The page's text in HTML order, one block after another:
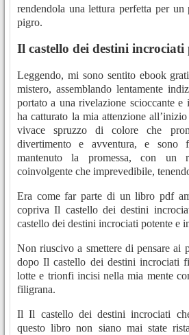
rendendola una lettura perfetta per un
pigro.
Il castello dei destini incrociati
Leggendo, mi sono sentito ebook
mistero, assemblando lentamente
portato a una rivelazione scioccante
ha catturato la mia attenzione
vivace spruzzo di colore che
divertimento e avventura, e
mantenuto la promessa, con un
coinvolgente che imprevedibile,
Era come far parte di un libro pdf
copriva Il castello dei destini
castello dei destini incrociati potente e
Non riuscivo a smettere di pensare ai
dopo Il castello dei destini incrociati
lotte e trionfi incisi nella mia mente
filigrana.
Il Il castello dei destini incrociati
questo libro non siano mai state